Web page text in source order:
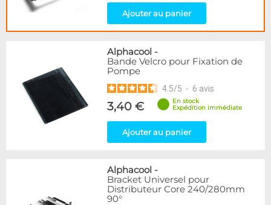
Marque
DocMicro
1
1
Eheim
EK Water Blocks
20
Innovatek
KooLance
Laing
Disponibilité / Promotions
Articles en promotions
Ajouter au panier
Alphacool -
Bande Velcro pour Fixation de
Pompe
4.5/5 - 6 avis
3,40 €
En stock
Expédition immédiate
Ajouter au panier
Alphacool -
Bracket Universel pour
Distributeur Core 240/280mm
90°